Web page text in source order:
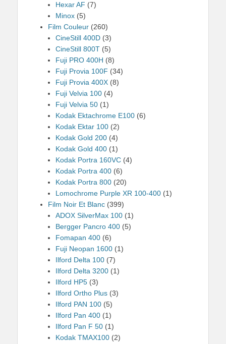
Hexar AF (7)
Minox (5)
Film Couleur (260)
CineStill 400D (3)
CineStill 800T (5)
Fuji PRO 400H (8)
Fuji Provia 100F (34)
Fuji Provia 400X (8)
Fuji Velvia 100 (4)
Fuji Velvia 50 (1)
Kodak Ektachrome E100 (6)
Kodak Ektar 100 (2)
Kodak Gold 200 (4)
Kodak Gold 400 (1)
Kodak Portra 160VC (4)
Kodak Portra 400 (6)
Kodak Portra 800 (20)
Lomochrome Purple XR 100-400 (1)
Film Noir Et Blanc (399)
ADOX SilverMax 100 (1)
Bergger Pancro 400 (5)
Fomapan 400 (6)
Fuji Neopan 1600 (1)
Ilford Delta 100 (7)
Ilford Delta 3200 (1)
Ilford HP5 (3)
Ilford Ortho Plus (3)
Ilford PAN 100 (5)
Ilford Pan 400 (1)
Ilford Pan F 50 (1)
Kodak TMAX100 (2)